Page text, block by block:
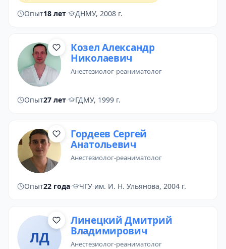
Опыт18 лет· ДНМУ, 2008 г.
Козел Александр
Николаевич
анестезиолог-реаниматолог
Опыт27 лет· ГДМУ, 1999 г.
Гордеев Сергей
Анатольевич
анестезиолог-реаниматолог
Опыт22 года· ЧГУ им. И. Н. Ульянова, 2004 г.
ЛД
Линецкий Дмитрий
Владимирович
анестезиолог-реаниматолог